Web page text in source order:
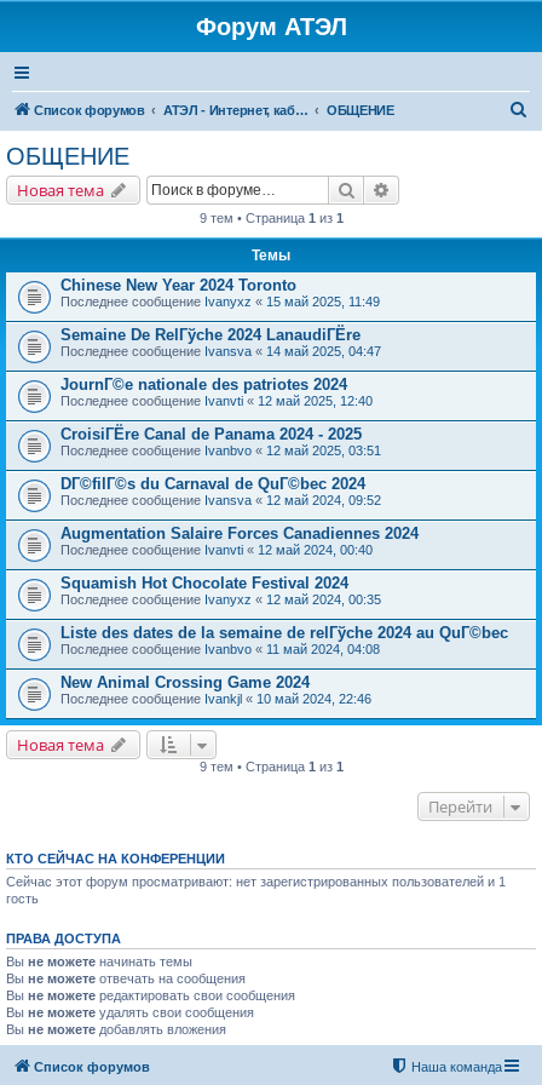
Форум АТЭЛ
Список форумов АТЭЛ - Интернет, кабельное ТВ, телефония в Ярославле и Данилове ОБЩЕНИЕ
ОБЩЕНИЕ
Новая тема Поиск
9 тем • Страница 1 из 1
Темы
Chinese New Year 2024 Toronto
Последнее сообщение Ivanyxz « 15 май 2025, 11:49
Semaine De RelГўche 2024 LanaudiГЁre
Последнее сообщение Ivansva « 14 май 2025, 04:47
JournГ©e nationale des patriotes 2024
Последнее сообщение Ivanvti « 12 май 2025, 12:40
CroisiГЁre Canal de Panama 2024 - 2025
Последнее сообщение Ivanbvo « 12 май 2025, 03:51
DГ©filГ©s du Carnaval de QuГ©bec 2024
Последнее сообщение Ivansva « 12 май 2024, 09:52
Augmentation Salaire Forces Canadiennes 2024
Последнее сообщение Ivanvti « 12 май 2024, 00:40
Squamish Hot Chocolate Festival 2024
Последнее сообщение Ivanyxz « 12 май 2024, 00:35
Liste des dates de la semaine de relГўche 2024 au QuГ©bec
Последнее сообщение Ivanbvo « 11 май 2024, 04:08
New Animal Crossing Game 2024
Последнее сообщение Ivankjl « 10 май 2024, 22:46
Новая тема
9 тем • Страница 1 из 1
Перейти
КТО СЕЙЧАС НА КОНФЕРЕНЦИИ
Сейчас этот форум просматривают: нет зарегистрированных пользователей и 1
гость
ПРАВА ДОСТУПА
Вы не можете начинать темы
Вы не можете отвечать на сообщения
Вы не можете редактировать свои сообщения
Вы не можете удалять свои сообщения
Вы не можете добавлять вложения
Список форумов Наша команда